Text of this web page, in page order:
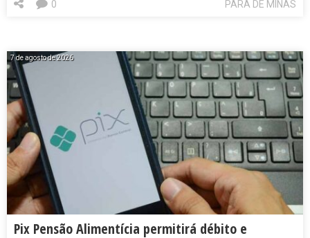
PARÁ DE MINAS
0
7 de agosto de 2026
Pix Pensão Alimentícia permitirá débito e